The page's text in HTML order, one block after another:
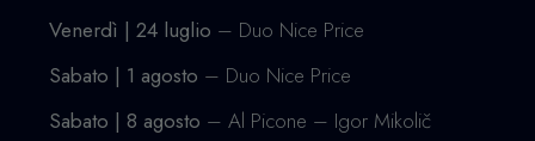
Venerdì | 24 luglio – Duo Nice Price
Sabato | 1 agosto – Duo Nice Price
Sabato | 8 agosto – Al Picone – Igor Mikolič